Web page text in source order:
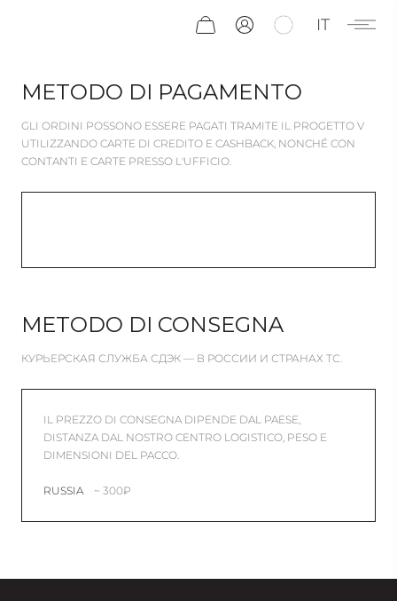
IT
METODO DI PAGAMENTO
GLI ORDINI POSSONO ESSERE PAGATI TRAMITE IL PROGETTO V
UTILIZZANDO CARTE DI CREDITO E CASHBACK, NONCHÉ CON
CONTANTI E CARTE PRESSO L'UFFICIO.
METODO DI CONSEGNA
КУРЬЕРСКАЯ СЛУЖБА СДЭК — В РОССИИ И СТРАНАХ ТС.
IL PREZZO DI CONSEGNA DIPENDE DAL PAESE,
DISTANZA DAL NOSTRO CENTRO LOGISTICO, PESO E
DIMENSIONI DEL PACCO.
RUSSIA ~ 300₽